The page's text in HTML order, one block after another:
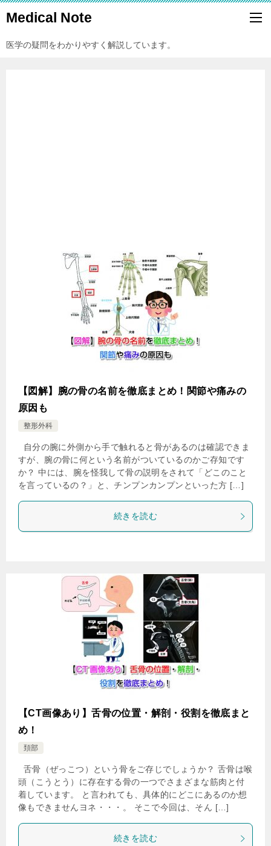
Medical Note
医学の疑問をわかりやすく解説しています。
【図解】腕の骨の名前を徹底まとめ！関節や痛みの
原因も
整形外科
自分の腕に外側から手で触れると骨があるのは確認できま
すが、腕の骨に何という名前がついているのかご存知です
か？ 中には、腕を怪我して骨の説明をされて「どこのこと
を言っているの？」と、チンプンカンプンといった方 […]
続きを読む
【CT画像あり】舌骨の位置・解剖・役割を徹底まと
め！
頚部
舌骨（ぜっこつ）という骨をご存じでしょうか？ 舌骨は喉
頭（こうとう）に存在する骨の一つでさまざまな筋肉と付
着しています。 と言われても、具体的にどこにあるのか想
像もできませんヨネ・・・。 そこで今回は、そん […]
続きを読む